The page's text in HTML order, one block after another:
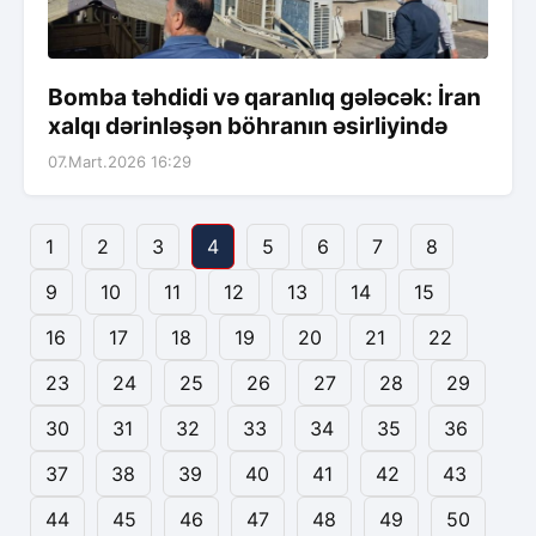
Bomba təhdidi və qaranlıq gələcək: İran
xalqı dərinləşən böhranın əsirliyində
07.Mart.2026 16:29
1 2 3 4 5 6 7
8
9
10 11 12 13 14
15
16
17 18 19 20 21
22
23
24 25 26 27 28
29
30
31 32 33 34 35
36
37
38 39 40 41 42
43
44
45 46 47 48 49 50